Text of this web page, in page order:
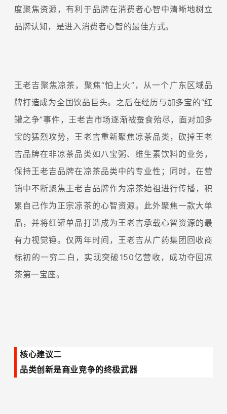
度聚焦资源，有利于品牌在消费者心智中清晰地树立
品牌认知，是进入消费者心智的最佳方式。
王老吉聚焦凉茶，聚焦“怕上火”，从一个广东区域品
牌打造成为全国饮品巨头。之后在经历与加多宝的“红
罐之争”事件，王老吉市场逐渐被蚕食殆尽，面对加多
宝的猛烈攻势，王老吉重新聚焦凉茶品类，砍掉王老
吉品牌在非凉茶品类如八宝粥、维生素饮料的业务，
保持王老吉品牌在凉茶品类中的专业性；同时，在营
销中不断聚焦王老吉品牌作为凉茶始祖进行传播，积
累自己作为正宗凉茶的心智资源。此外聚焦一款大单
品，并将红罐单品打造成为王老吉承载心智资源的最
有力视觉锤。仅两年时间，王老吉从广药集团回收商
标初的一穷二白，实现突破150亿营收，成功夺回凉
茶第一宝座。
核心建议二
品类创新是商业竞争的终极武器